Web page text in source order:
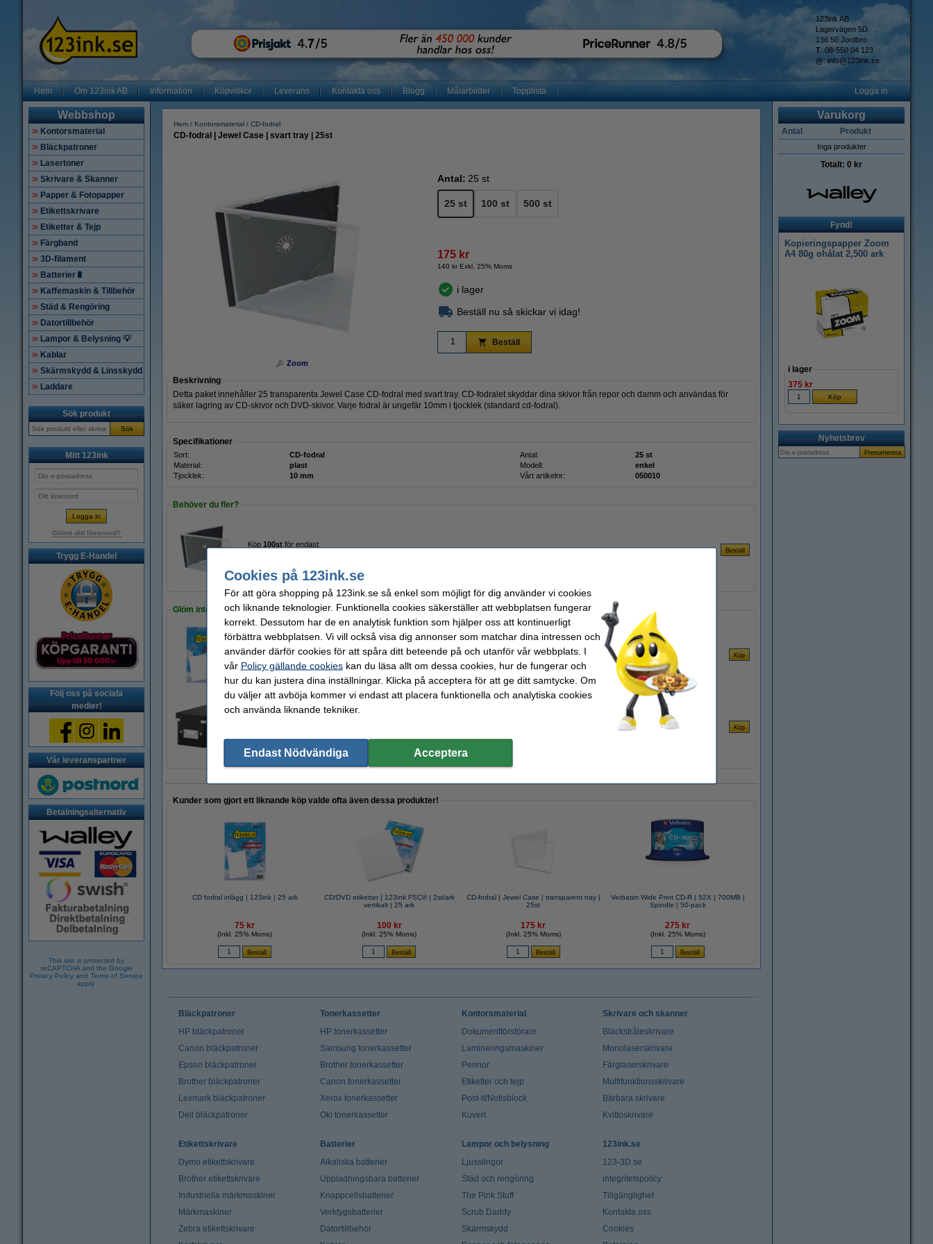
123ink AB
Lagervägen 5D
136 50 Jordbro
T: 08-550 04 123
@: info@123ink.se
Hem Om 123ink AB Information Köpvillkor Leverans Kontakta oss Blogg Målarbilder Topplista Logga in
Webbshop
Kontorsmaterial
Bläckpatroner
Lasertoner
Skrivare & Skanner
Papper & Fotopapper
Etikettskrivare
Etiketter & Tejp
Färgband
3D-filament
Batterier🔋
Kaffemaskin & Tillbehör
Städ & Rengöring
Datortillbehör
Lampor & Belysning 💡
Kablar
Skärmskydd & Linsskydd
Laddare
Sök produkt
Sök
Mitt 123ink
Glömt ditt lösenord?
Trygg E-Handel
Följ oss på sociala
medier!
Vår leveranspartner
Betalningsalternativ
This site is protected by
reCAPTCHA and the Google
Privacy Policy and Terms of Service
apply.
Hem Kontorsmaterial CD-fodral
CD-fodral | Jewel Case | svart tray | 25st
Zoom
Antal: 25 st
25 st 100 st 500 st
175 kr
140 kr Exkl. 25% Moms
i lager
Beställ nu så skickar vi idag!
Beställ
Beskrivning
Detta paket innehåller 25 transparenta Jewel Case CD-fodral med svart tray. CD-fodralet skyddar dina skivor från repor och damm och användas för
säker lagring av CD-skivor och DVD-skivor. Varje fodral är ungefär 10mm i tjocklek (standard cd-fodral).
Specifikationer
Sort: CD-fodral Antal:
25 st
Material:
plast Modell:
enkel
Tjocklek:
10 mm Vårt artikelnr: 050010
Behöver du fler?
Köp 100st för endast
Glöm inte att beställa!
CD fodral inlägg | 123ink | 25 ark
Kunder som gjort ett liknande köp valde ofta även dessa produkter!
CD fodral inlägg | 123ink | 25 ark
75 kr
(Inkl. 25% Moms)
CD/DVD etiketter | 123ink FSC® | 2st/ark
vertikalt | 25 ark
100 kr
(Inkl. 25% Moms)
CD-fodral | Jewel Case | transparent tray |
25st
175 kr
(Inkl. 25% Moms)
Verbatim Wide Print CD-R | 52X | 700MB |
Spindle | 50-pack
275 kr
(Inkl. 25% Moms)
Varukorg
Antal Produkt
Inga produkter
Totalt: 0 kr
Fynd!
Kopieringspapper Zoom
A4 80g ohålat 2,500 ark
i lager
375 kr
Nyhetsbrev
Bläckpatroner
HP bläckpatroner
Canon bläckpatroner
Epson bläckpatroner
Brother bläckpatroner
Lexmark bläckpatroner
Dell bläckpatroner
Tonerkassetter
HP tonerkassetter
Samsung tonerkassetter
Brother tonerkassetter
Canon tonerkassetter
Xerox tonerkassetter
Oki tonerkassetter
Kontorsmaterial
Dokumentförstörare
Lamineringsmaskiner
Pennor
Etiketter och tejp
Post-it/Notisblock
Kuvert
Skrivare och skanner
Bläckstråleskrivare
Monolaserskrivare
Färglaserskrivare
Multifunktionsskrivare
Bärbara skrivare
Kvittoskrivare
Etikettskrivare
Dymo etikettskrivare
Brother etikettskrivare
Industriella märkmaskiner
Märkmaskiner
Zebra etikettskrivare
Batterier
Alkaliska batterier
Uppladningsbara batterier
Knappcellsbatterier
Verktygsbatterier
Datortillbehör
Lampor och belysning
Ljusslingor
Städ och rengöring
The Pink Stuff
Scrub Daddy
Skärmskydd
123ink.se
123-3D.se
integritetspolicy
Tillgänglighet
Kontakta oss
Cookies
Cookies på 123ink.se
För att göra shopping på 123ink.se så enkel som möjligt för dig använder vi cookies
och liknande teknologier. Funktionella cookies säkerställer att webbplatsen fungerar
korrekt. Dessutom har de en analytisk funktion som hjälper oss att kontinuerligt
förbättra webbplatsen. Vi vill också visa dig annonser som matchar dina intressen och
använder därför cookies för att spåra ditt beteende på och utanför vår webbplats. I
vår Policy gällande cookieskan du läsa allt om dessa cookies, hur de fungerar och
hur du kan justera dina inställningar. Klicka på acceptera för att ge ditt samtycke. Om
du väljer att avböja kommer vi endast att placera funktionella och analytiska cookies
och använda liknande tekniker.
Endast Nödvändiga Acceptera